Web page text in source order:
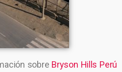
sobre Bryson Hills Perú